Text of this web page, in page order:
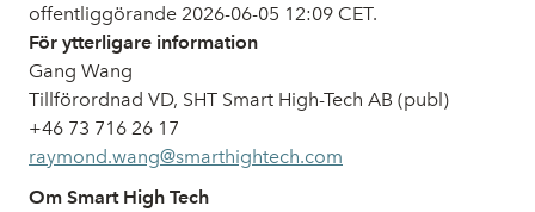
offentliggörande 2026-06-05 12:09 CET.
För ytterligare information
Gang Wang
Tillförordnad VD, SHT Smart High-Tech AB (publ)
+46 73 716 26 17
raymond.wang@smarthightech.com
Om Smart High Tech